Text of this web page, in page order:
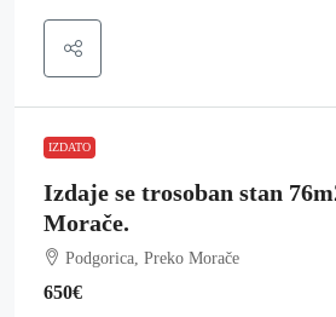
IZDATO
Izdaje se trosoban stan
Morače.
Podgorica, Preko Morače
650€